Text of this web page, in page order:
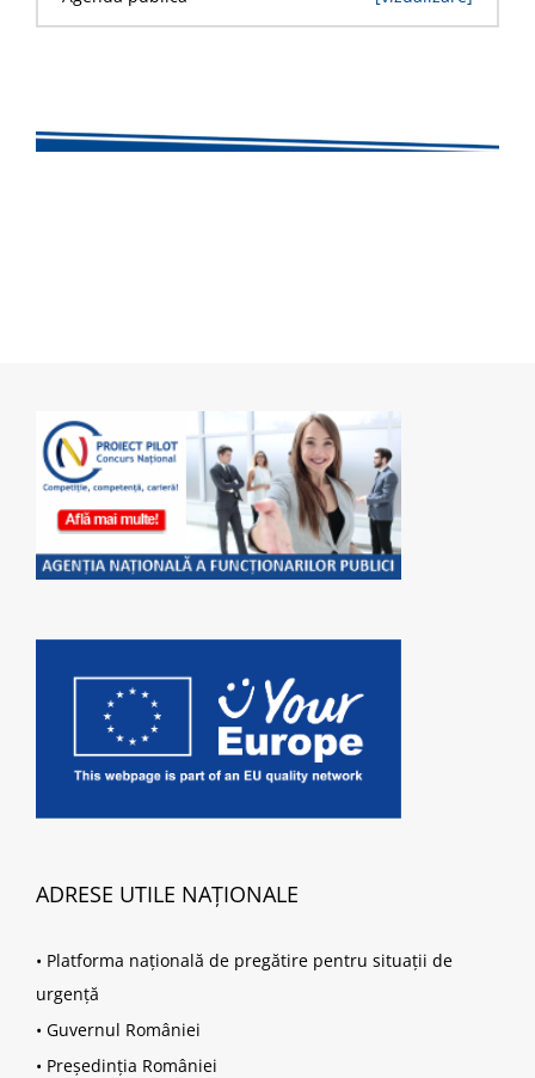
ADRESE UTILE NAȚIONALE
• Platforma națională de pregătire pentru situații de
urgență
• Guvernul României
• Președinția României